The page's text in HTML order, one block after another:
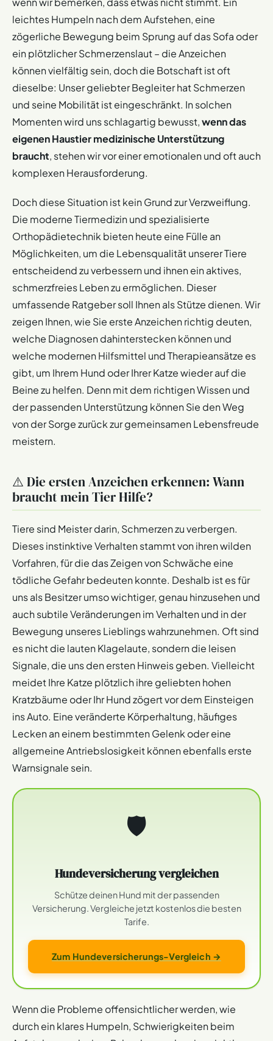
leichtes Humpeln nach dem Aufstehen, eine
zögerliche Bewegung beim Sprung auf das Sofa oder
ein plötzlicher Schmerzenslaut – die Anzeichen
können vielfältig sein, doch die Botschaft ist oft
dieselbe: Unser geliebter Begleiter hat Schmerzen
und seine Mobilität ist eingeschränkt. In solchen
Momenten wird uns schlagartig bewusst,wenn das
eigenen Haustier medizinische Unterstützung
braucht, stehen wir vor einer emotionalen und oft auch
komplexen Herausforderung.
Doch diese Situation ist kein Grund zur Verzweiflung.
Die moderne Tiermedizin und spezialisierte
Orthopädietechnik bieten heute eine Fülle an
Möglichkeiten, um die Lebensqualität unserer Tiere
entscheidend zu verbessern und ihnen ein aktives,
schmerzfreies Leben zu ermöglichen. Dieser
umfassende Ratgeber soll Ihnen als Stütze dienen. Wir
zeigen Ihnen, wie Sie erste Anzeichen richtig deuten,
welche Diagnosen dahinterstecken können und
welche modernen Hilfsmittel und Therapieansätze es
gibt, um Ihrem Hund oder Ihrer Katze wieder auf die
Beine zu helfen. Denn mit dem richtigen Wissen und
der passenden Unterstützung können Sie den Weg
von der Sorge zurück zur gemeinsamen Lebensfreude
meistern.
⚠️ Die ersten Anzeichen erkennen: Wann
braucht mein Tier Hilfe?
Tiere sind Meister darin, Schmerzen zu verbergen.
Dieses instinktive Verhalten stammt von ihren wilden
Vorfahren, für die das Zeigen von Schwäche eine
tödliche Gefahr bedeuten konnte. Deshalb ist es für
uns als Besitzer umso wichtiger, genau hinzusehen und
auch subtile Veränderungen im Verhalten und in der
Bewegung unseres Lieblings wahrzunehmen. Oft sind
es nicht die lauten Klagelaute, sondern die leisen
Signale, die uns den ersten Hinweis geben. Vielleicht
meidet Ihre Katze plötzlich ihre geliebten hohen
Kratzbäume oder Ihr Hund zögert vor dem Einsteigen
ins Auto. Eine veränderte Körperhaltung, häufiges
Lecken an einem bestimmten Gelenk oder eine
allgemeine Antriebslosigkeit können ebenfalls erste
Warnsignale sein.
🛡
Hundeversicherung vergleichen
Schütze deinen Hund mit der passenden
Versicherung. Vergleiche jetzt kostenlos die besten
Tarife.
Zum Hundeversicherungs-Vergleich →
Wenn die Probleme offensichtlicher werden, wie
durch ein klares Humpeln, Schwierigkeiten beim